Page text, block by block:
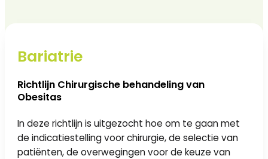
Bariatrie
Richtlijn Chirurgische behandeling van
Obesitas
In deze richtlijn is uitgezocht hoe om te gaan met
de indicatiestelling voor chirurgie, de selectie van
patiënten, de overwegingen voor de keuze van